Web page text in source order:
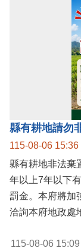
縣有耕地請勿
115-08-06 15:36
縣有耕地非法棄
年以上7年以下
罰金。本府將加
115-08-06 15:09